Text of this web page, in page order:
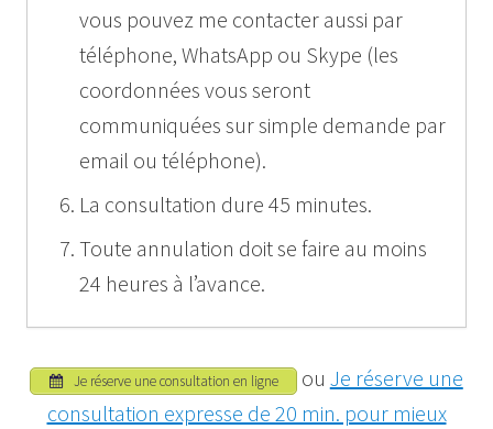
vous pouvez me contacter aussi par
téléphone, WhatsApp ou Skype (les
coordonnées vous seront
communiquées sur simple demande par
email ou téléphone).
La consultation dure 45 minutes.
Toute annulation doit se faire au moins
24 heures à l’avance.
Je réserve une consultation en ligne ou Je réserve une
consultation expresse de 20 min. pour mieux